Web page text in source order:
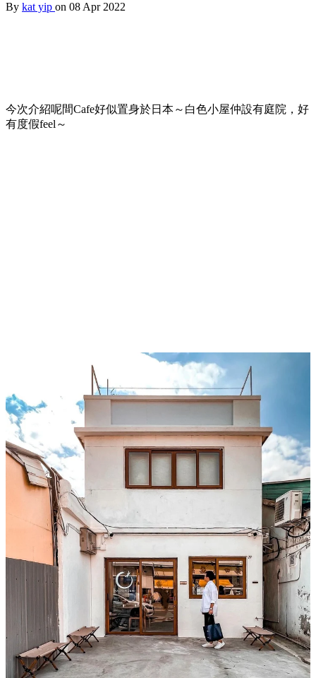
By kat yip on 08 Apr 2022
今次介紹呢間Cafe好似置身於日本～白色小屋仲設有庭院，好
有度假feel～